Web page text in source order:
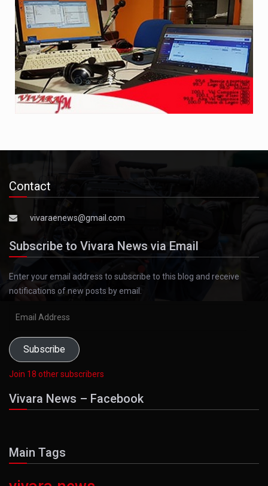
Contact
vivaraenews@gmail.com
Subscribe to Vivara News via Email
Enter your email address to subscribe to this blog and receive
notifications of new posts by email.
Subscribe
Join 18 other subscribers
Vivara News – Facebook
Main Tags